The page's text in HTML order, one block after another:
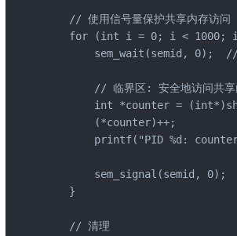
    // 使用信号量保护共享内存访问
for (int i = 0; i < 1000;
sem_wait(semid, 0);  //
// 临界区: 安全地访问共享
int *counter =
        (*counter)++;
printf("PID %d:
sem_signal(semid, 0);
    }
    // 清理